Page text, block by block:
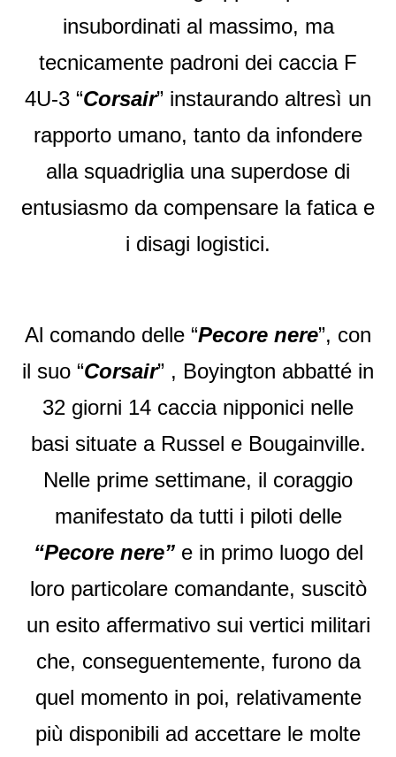
insubordinati al massimo, ma
tecnicamente padroni dei caccia F
4U-3 “Corsair” instaurando altresì un
rapporto umano, tanto da infondere
alla squadriglia una superdose di
entusiasmo da compensare la fatica e
i disagi logistici.
Al comando delle “Pecore nere”, con
il suo “Corsair” , Boyington abbatté in
32 giorni 14 caccia nipponici nelle
basi situate a Russel e Bougainville.
Nelle prime settimane, il coraggio
manifestato da tutti i piloti delle
“Pecore nere”e in primo luogo del
loro particolare comandante, suscitò
un esito affermativo sui vertici militari
che, conseguentemente, furono da
quel momento in poi, relativamente
più disponibili ad accettare le molte